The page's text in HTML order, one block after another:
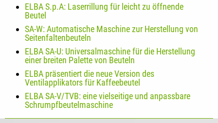
ELBA S.p.A: Laserrillung für leicht zu öffnende
Beutel
SA-W: Automatische Maschine zur Herstellung von
Seitenfaltenbeuteln
ELBA SA-U: Universalmaschine für die Herstellung
einer breiten Palette von Beuteln
ELBA präsentiert die neue Version des
Ventilapplikators für Kaffeebeutel
ELBA SA-V/TVB: eine vielseitige und anpassbare
Schrumpfbeutelmaschine